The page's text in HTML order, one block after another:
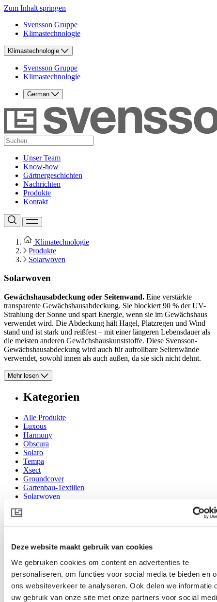
Deze website maakt gebruik van cookies
We gebruiken cookies om content en advertenties te
personaliseren, om functies voor social media te bieden en
ons websiteverkeer te analyseren. Ook delen we informatie
uw gebruik van onze site met onze partners voor social
Zum Inhalt springen
Svensson Gruppe
Klimastechnologie
Klimastechnologie
Svensson Gruppe
Klimastechnologie
German
Unser Team
Know-how
Gärtnergeschichten
Nachrichten
Produkte
Kontakt
Klimatechnologie
Produkte
Solarwoven
Solarwoven
Gewächshausabdeckung oder Seitenwand. Eine verstärkte
transparente Gewächshausabdeckung. Sie blockiert 90 % der UV-
Strahlung der Sonne und spart Energie, wenn sie im Gewächshaus
verwendet wird. Die Abdeckung hält Hagel, Platzregen und Wind
stand und ist stark und reißfest – mit einer längeren Lebensdauer als
die meisten anderen Gewächshauskunststoffe. Diese Svensson-
Gewächshausabdeckung wird auch für aufrollbare Seitenwände
verwendet, sowohl innen als auch außen, da sie sich nicht dehnt.
Mehr lesen
Kategorien
Alle Produkte
Luxous
Harmony
Obscura
Solaro
Tempa
Xsect
Groundcover
Gartenbau-Textilien
Solarwoven
Anwendung
Schattiergrad
Energieeinsparung
Merkmal
Nach Merkmal im Menü